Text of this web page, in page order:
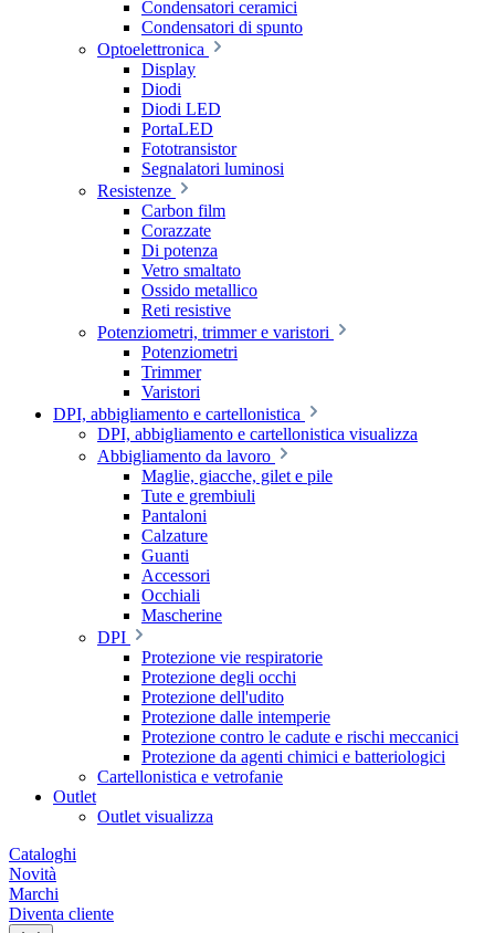
Condensatori ceramici
Condensatori di spunto
Optoelettronica
Display
Diodi
Diodi LED
PortaLED
Fototransistor
Segnalatori luminosi
Resistenze
Carbon film
Corazzate
Di potenza
Vetro smaltato
Ossido metallico
Reti resistive
Potenziometri, trimmer e varistori
Potenziometri
Trimmer
Varistori
DPI, abbigliamento e cartellonistica
DPI, abbigliamento e cartellonistica visualizza
Abbigliamento da lavoro
Maglie, giacche, gilet e pile
Tute e grembiuli
Pantaloni
Calzature
Guanti
Accessori
Occhiali
Mascherine
DPI
Protezione vie respiratorie
Protezione degli occhi
Protezione dell'udito
Protezione dalle intemperie
Protezione contro le cadute e rischi meccanici
Protezione da agenti chimici e batteriologici
Cartellonistica e vetrofanie
Outlet
Outlet visualizza
Cataloghi
Novità
Marchi
Diventa cliente